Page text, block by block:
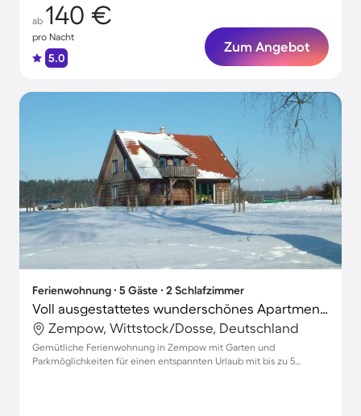
ab 140 €
pro Nacht
5.0
Zum Angebot
Ferienwohnung ∙ 5 Gäste ∙ 2 Schlafzimmer
Voll ausgestattetes wunderschönes Apartment mit Terrasse und Garten | Haustierfreundlich
Zempow, Wittstock/Dosse, Deutschland
Gemütliche Ferienwohnung in Zempow mit Garten und
Parkmöglichkeiten für einen entspannten Urlaub mit bis zu 5